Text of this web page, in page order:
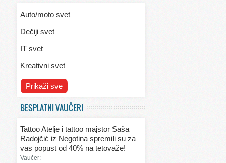
Auto/moto svet
Dečiji svet
IT svet
Kreativni svet
Svet ekologije
Svet kulinarstva
Svet lepote
Prikaži sve
BESPLATNI VAUČERI
Tattoo Atelje i tattoo majstor Saša
Radojčić iz Negotina spremili su za
vas popust od 40% na tetovaže!
Vaučer: